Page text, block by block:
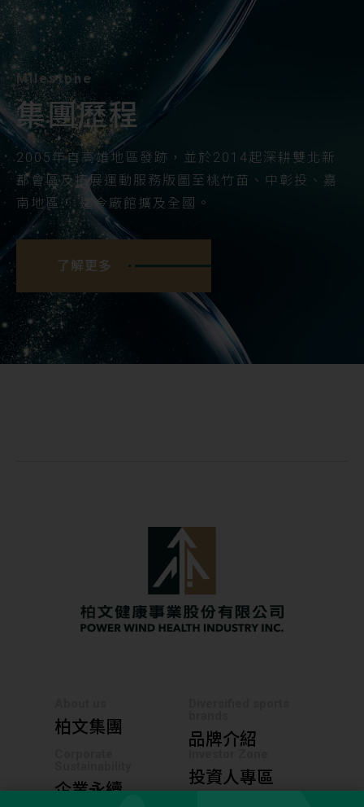
Milestone
集團歷程
2005年自高雄地區發跡，並於2014起深耕雙北新
都會區及拓展運動服務版圖至桃竹苗、中彰投、嘉
南地區， 迄今廠館擴及全國。
了解更多
柏文集團
品牌介紹
企業永續
投資人專區